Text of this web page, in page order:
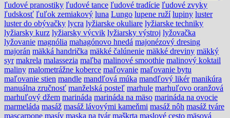
ľudové pranostiky ľudové tance ľudové tradície ľudové zvyky
ľudskosť ľuľok zemiakový luna Lungo lupene ruží lupiny luster
luster do obývačky lycra lyžiarske okuliare lyžiarske techniky
lyžiarsky kurz lyžiarsky výcvik lyžiarsky výstroj lyžovačka
lyžovanie magnólia mahagónovo hnedá majonézový dresing
majorán mäkká handrička mäkké čalúnenie mäkké dreviny mäkký
syr makrela malassezia maľba malinové smoothie malinový koktail
maliny malometrážne koberce maľovanie maľovanie bytu
maľovanie stien mandle mandľová múka mandľový likér manikúra
manuálna zručnosť manželská posteľ marhule marhuľovo oranžová
marhuľový džem marináda marináda na mäso marináda na ovocie
marmeláda masáž masáž lávovými kameňmi masáž nôh masáž tváre
mascarpone masív maska na tvár maškrta maslové cesto mäsová